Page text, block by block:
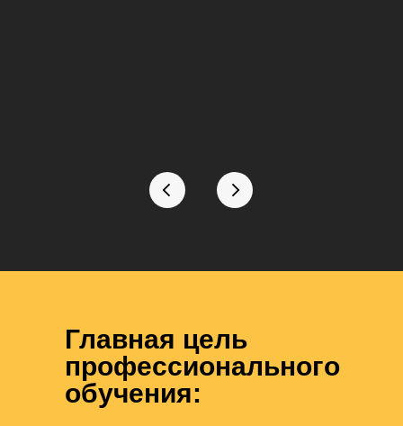
Главная цель
профессионального
обучения: